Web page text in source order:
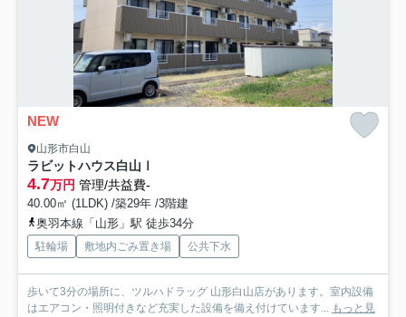
NEW
山形市白山
ラビットハウス白山Ⅰ
4.7万円 管理/共益費-
40.00㎡ (1LDK) /築29年 /3階建
奥羽本線「山形」駅 徒歩34分
駐輪場 敷地内ごみ置き場 公共下水
歩いて3分の場所に、ツルハドラッグ 山形白山店があります。室内設備
はエアコン・照明付きなど充実した設備を備え付けています... もっと見